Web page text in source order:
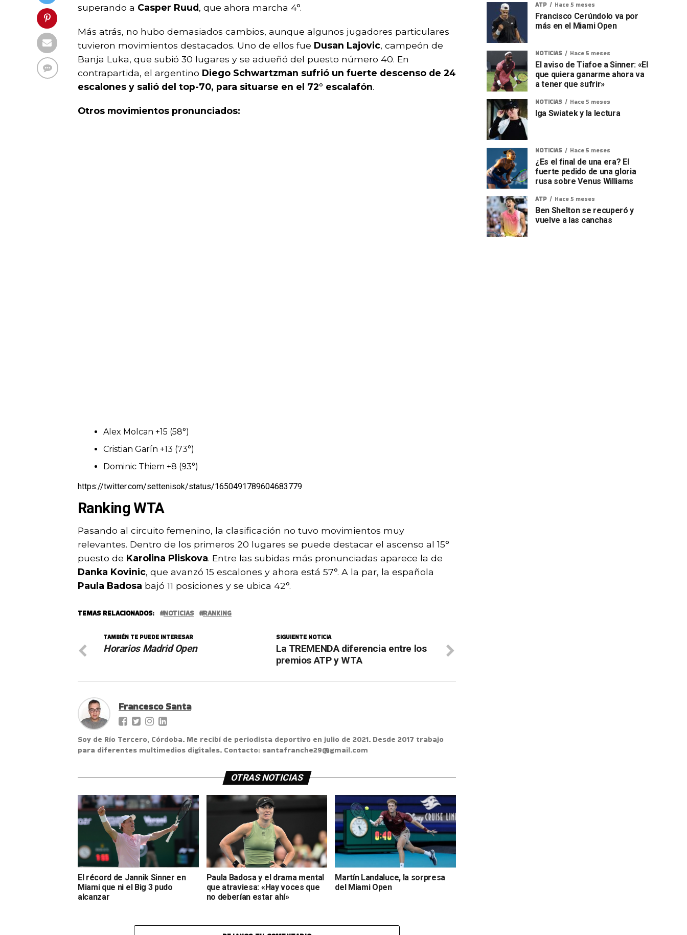
superando a Casper Ruud, que ahora marcha 4°.
Más atrás, no hubo demasiados cambios, aunque algunos jugadores particulares
tuvieron movimientos destacados. Uno de ellos fue Dusan Lajovic, campeón de
Banja Luka, que subió 30 lugares y se adueñó del puesto número 40. En
contrapartida, el argentino Diego Schwartzman sufrió un fuerte descenso de 24
escalones y salió del top-70, para situarse en el 72° escalafón.
Otros movimientos pronunciados:
Alex Molcan +15 (58°)
Cristian Garín +13 (73°)
Dominic Thiem +8 (93°)
https://twitter.com/settenisok/status/1650491789604683779
Ranking WTA
Pasando al circuito femenino, la clasificación no tuvo movimientos muy
relevantes. Dentro de los primeros 20 lugares se puede destacar el ascenso al 15°
puesto de Karolina Pliskova. Entre las subidas más pronunciadas aparece la de
Danka Kovinic, que avanzó 15 escalones y ahora está 57°. A la par, la española
Paula Badosa bajó 11 posiciones y se ubica 42°.
TEMAS RELACIONADOS: NOTICIAS RANKING
SIGUIENTE NOTICIA
La TREMENDA diferencia entre los
premios ATP y WTA
TAMBIÉN TE PUEDE INTERESAR
Horarios Madrid Open
Francesco Santa
Soy de Río Tercero, Córdoba. Me recibí de periodista deportivo en julio de 2021. Desde 2017 trabajo
para diferentes multimedios digitales. Contacto: santafranche29@gmail.com
OTRAS NOTICIAS
El récord de Jannik Sinner en
Miami que ni el Big 3 pudo
alcanzar
Paula Badosa y el drama mental
que atraviesa: «Hay voces que
no deberían estar ahí»
Martín Landaluce, la sorpresa
del Miami Open
ATP Hace 5 meses
Francisco Cerúndolo va por
más en el Miami Open
NOTICIAS Hace 5 meses
El aviso de Tiafoe a Sinner: «El
que quiera ganarme ahora va
a tener que sufrir»
NOTICIAS Hace 5 meses
Iga Swiatek y la lectura
NOTICIAS Hace 5 meses
¿Es el final de una era? El
fuerte pedido de una gloria
rusa sobre Venus Williams
ATP Hace 5 meses
Ben Shelton se recuperó y
vuelve a las canchas